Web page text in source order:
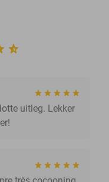
uitleg. Lekker